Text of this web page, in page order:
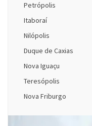
Petrópolis
Itaboraí
Nilópolis
Duque de Caxias
Nova Iguaçu
Teresópolis
Nova Friburgo